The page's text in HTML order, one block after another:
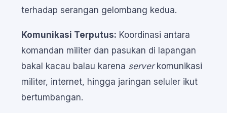
terhadap serangan gelombang kedua.
Komunikasi Terputus: Koordinasi antara
komandan militer dan pasukan di lapangan
bakal kacau balau karena serverkomunikasi
militer, internet, hingga jaringan seluler ikut
bertumbangan.